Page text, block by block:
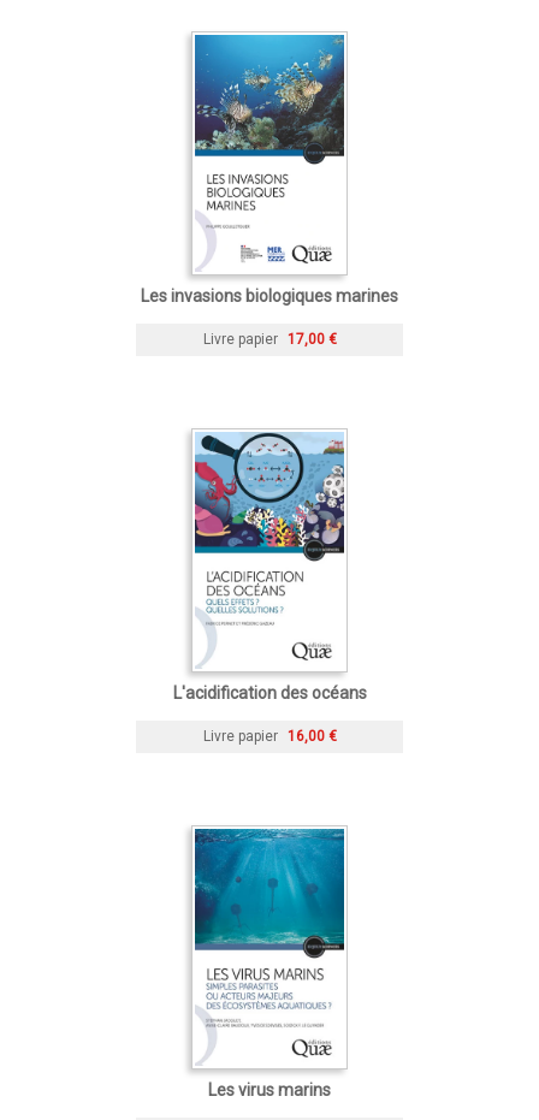
Les invasions biologiques marines
Livre papier 17,00 €
L'acidification des océans
Livre papier 16,00 €
Les virus marins